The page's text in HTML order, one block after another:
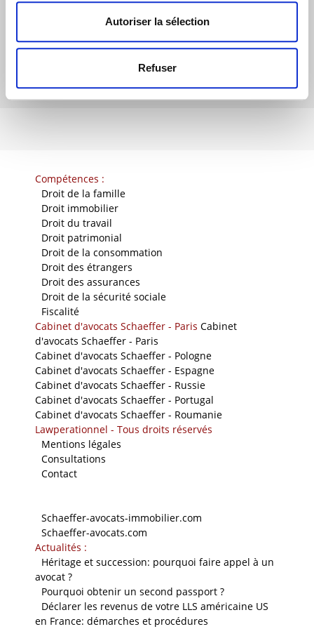
Autoriser la sélection
Refuser
Compétences :
Droit de la famille
Droit immobilier
Droit du travail
Droit patrimonial
Droit de la consommation
Droit des étrangers
Droit des assurances
Droit de la sécurité sociale
Fiscalité
Cabinet d'avocats Schaeffer - Paris Cabinet
d'avocats Schaeffer - Paris
Cabinet d'avocats Schaeffer - Pologne
Cabinet d'avocats Schaeffer - Espagne
Cabinet d'avocats Schaeffer - Russie
Cabinet d'avocats Schaeffer - Portugal
Cabinet d'avocats Schaeffer - Roumanie
Lawperationnel - Tous droits réservés
Mentions légales
Consultations
Contact
Schaeffer-avocats-immobilier.com
Schaeffer-avocats.com
Actualités :
Héritage et succession: pourquoi faire appel à un
avocat ?
Pourquoi obtenir un second passport ?
Déclarer les revenus de votre LLS américaine US
en France: démarches et procédures